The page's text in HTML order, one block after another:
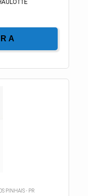
PINHAIS - PR